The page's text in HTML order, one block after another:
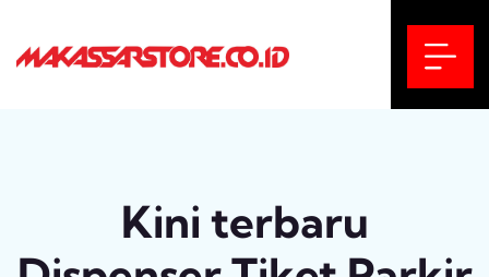
Kini terbaru